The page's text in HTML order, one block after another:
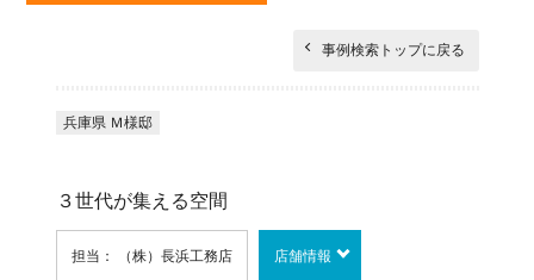
事例検索トップに戻る
兵庫県 Ｍ様邸
３世代が集える空間
担当： （株）長浜工務店 店舗情報